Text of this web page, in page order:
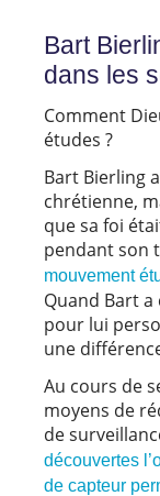
Bart
dans les
Comment
études ?
Bart Bierling
chrétienne,
que sa foi
pendant son
mouvement
Quand Bart a
pour lui
une
Au cours de
moyens de
de
découvertes
de capteur